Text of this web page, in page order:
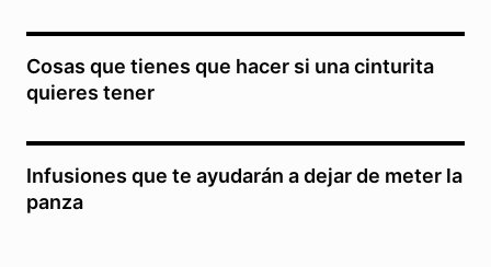
Cosas que tienes que hacer si una cinturita
quieres tener
Infusiones que te ayudarán a dejar de meter la
panza